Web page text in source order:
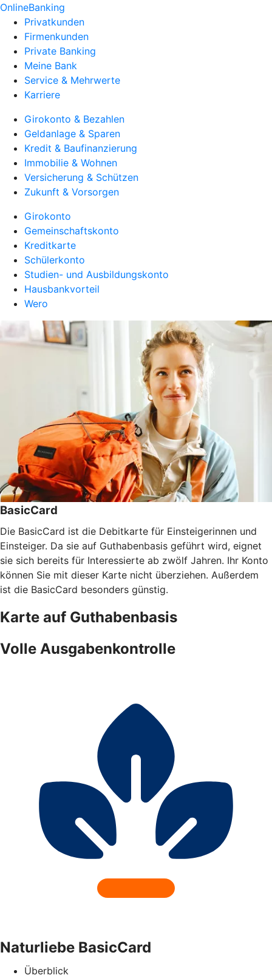
OnlineBanking
Privatkunden
Firmenkunden
Private Banking
Meine Bank
Service & Mehrwerte
Karriere
Girokonto & Bezahlen
Geldanlage & Sparen
Kredit & Baufinanzierung
Immobilie & Wohnen
Versicherung & Schützen
Zukunft & Vorsorgen
Girokonto
Gemeinschaftskonto
Kreditkarte
Schülerkonto
Studien- und Ausbildungskonto
Hausbankvorteil
Wero
BasicCard
Die BasicCard ist die Debitkarte für Einsteigerinnen und
Einsteiger. Da sie auf Guthabenbasis geführt wird, eignet
sie sich bereits für Interessierte ab zwölf Jahren. Ihr Konto
können Sie mit dieser Karte nicht überziehen. Außerdem
ist die BasicCard besonders günstig.
Karte auf Guthabenbasis
Volle Ausgabenkontrolle
Naturliebe BasicCard
Überblick